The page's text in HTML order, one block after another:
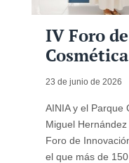
IV Foro
Cosmética
23 de junio de 2026
AINIA y el Parque
Miguel
Foro de
el que más de